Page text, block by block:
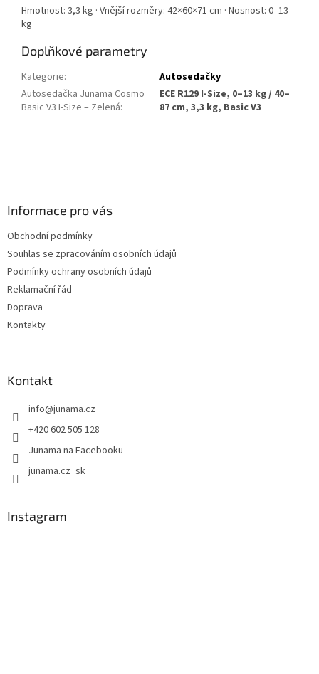
Hmotnost: 3,3 kg · Vnější rozměry: 42×60×71 cm · Nosnost: 0–13
kg
Doplňkové parametry
Kategorie:
Autosedačky
Autosedačka Junama Cosmo
Basic V3 I-Size – Zelená:
ECE R129 I-Size, 0–13 kg / 40–
87 cm, 3,3 kg, Basic V3
Informace pro vás
Obchodní podmínky
Souhlas se zpracováním osobních údajů
Podmínky ochrany osobních údajů
Reklamační řád
Doprava
Kontakty
Kontakt
info@junama.cz
+420 602 505 128
Junama na Facebooku
junama.cz_sk
Instagram